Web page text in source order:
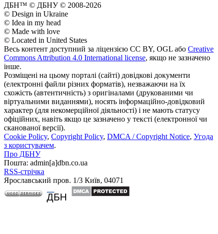
ДБН™ © ДБНУ © 2008-2026
© Design in Ukraine
© Idea in my head
© Made with love
© Located in United States
Весь контент доступний за ліцензією CC BY, OGL або Creative
Commons Attribution 4.0 International license, якщо не зазначено
інше.
Розміщені на цьому порталі (сайті) довідкові документи
(електронні файли різних форматів), незважаючи на їх
схожість (автентичність) з оригіналами (друкованими чи
віртуальними виданнями), носять інформаційно-довідковий
характер (для некомерційної діяльності) і не мають статусу
офіційних, навіть якщо це зазначено у тексті (електронної чи
сканованої версії).
Cookie Policy, Copyright Policy, DMCA / Copyright Notice, Угода
з користувачем.
Про ДБНУ
Пошта: admin[а]dbn.co.ua
RSS-стрічка
Ярославський пров. 1/3 Київ, 04071